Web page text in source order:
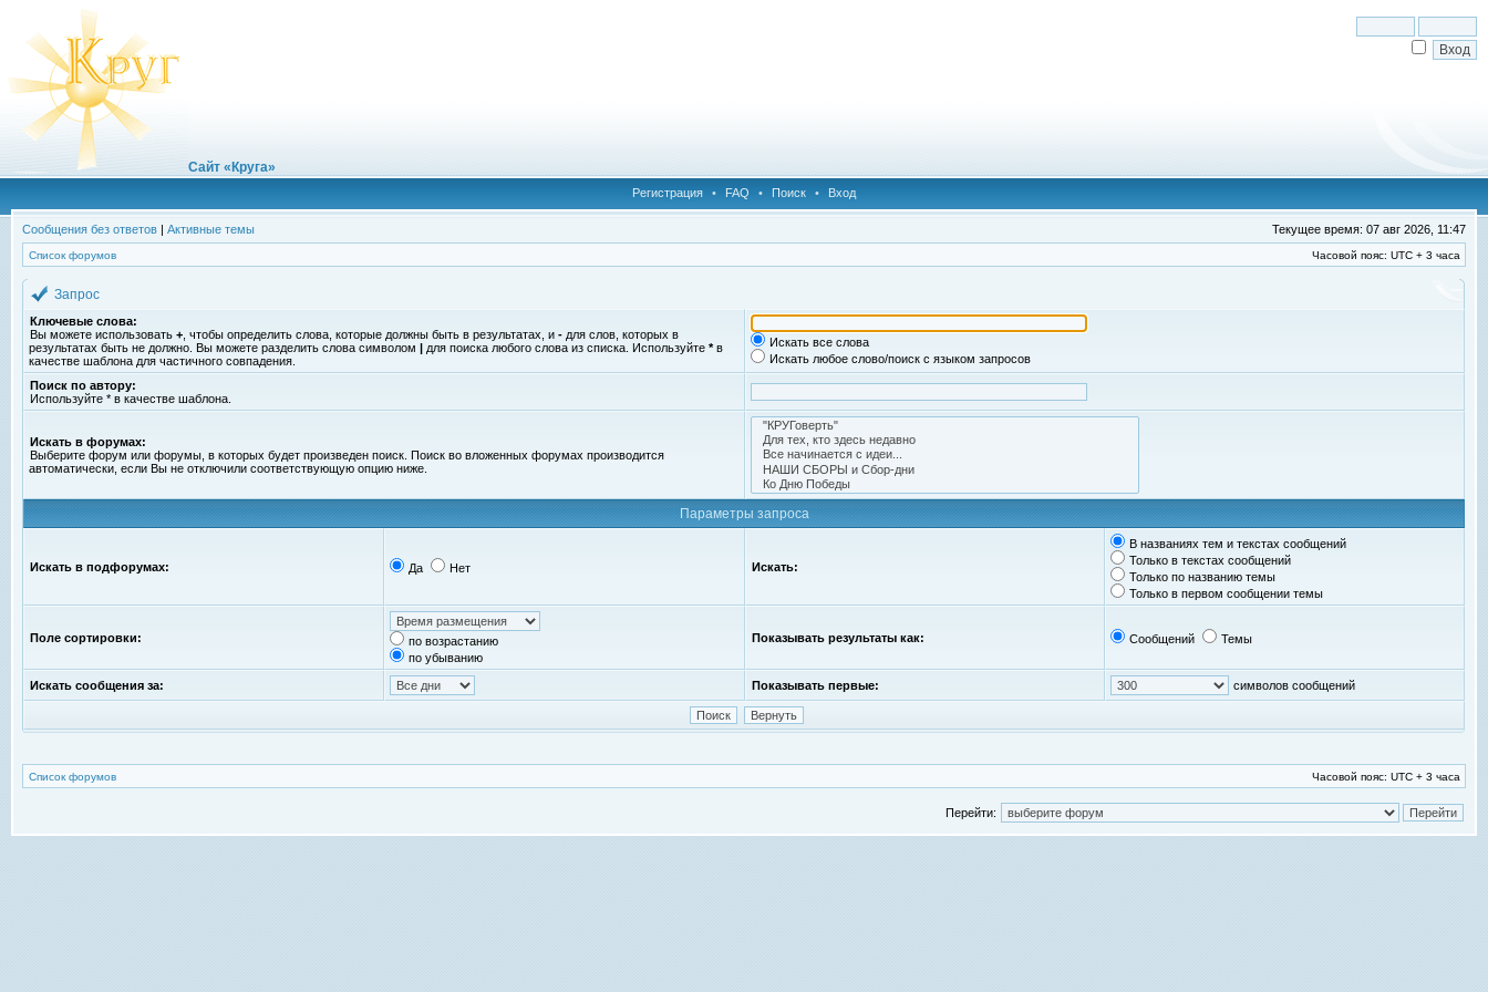
Сайт «Круга»
Регистрация • FAQ • Поиск • Вход
Сообщения без ответов | Активные темы Текущее время: 07 авг 2026, 11:47
Список форумов Часовой пояс: UTC + 3 часа
Запрос
Ключевые слова:
Вы можете использовать + , чтобы определить слова, которые должны быть в результатах, и - для слов, которых в
результатах быть не должно. Вы можете разделить слова символом | для поиска любого слова из списка. Используйте *в
качестве шаблона для частичного совпадения.
Искать все слова
Искать любое слово/поиск с языком запросов
Поиск по автору:
Используйте * в качестве шаблона.
Искать в форумах:
Выберите форум или форумы, в которых будет произведен поиск. Поиск во вложенных форумах производится
автоматически, если Вы не отключили соответствующую опцию ниже.
Параметры запроса
Искать в подфорумах: Да Нет Искать:
В названиях тем и текстах сообщений
Только в текстах сообщений
Только по названию темы
Только в первом сообщении темы
Поле сортировки:
по возрастанию
по убыванию
Показывать результаты как: Сообщений Темы
Искать сообщения за: Показывать первые: символов сообщений
Список форумов Часовой пояс: UTC + 3 часа
Перейти: